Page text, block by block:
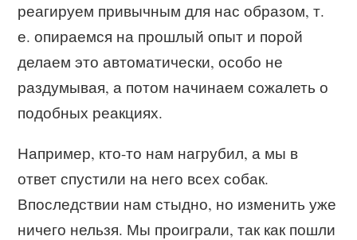
реагируем привычным для нас образом, т.
е. опираемся на прошлый опыт и порой
делаем это автоматически, особо не
раздумывая, а потом начинаем сожалеть о
подобных реакциях.
Например, кто-то нам нагрубил, а мы в
ответ спустили на него всех собак.
Впоследствии нам стыдно, но изменить уже
ничего нельзя. Мы проиграли, так как пошли